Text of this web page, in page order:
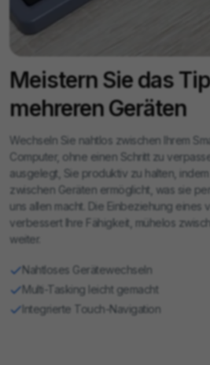
Meistern Sie das
mehreren Geräten
Wechseln Sie nahtlos zwischen Ihrem
Computer, ohne einen Schritt zu
ausgelegt, Sie produktiv zu halten,
zwischen Geräten ermöglicht, was sie
uns allen macht. Die Einbeziehung
verbessert Ihre Fähigkeit, mühelos
weiter.
Nahtloses Gerätewechseln
Multi-Tasking leicht gemacht
Integrierte Touch-Navigation